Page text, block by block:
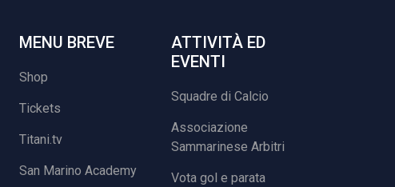
MENU BREVE
Shop
Tickets
Titani.tv
San Marino Academy
ATTIVITÀ ED
EVENTI
Squadre di Calcio
Associazione
Sammarinese Arbitri
Vota gol e parata